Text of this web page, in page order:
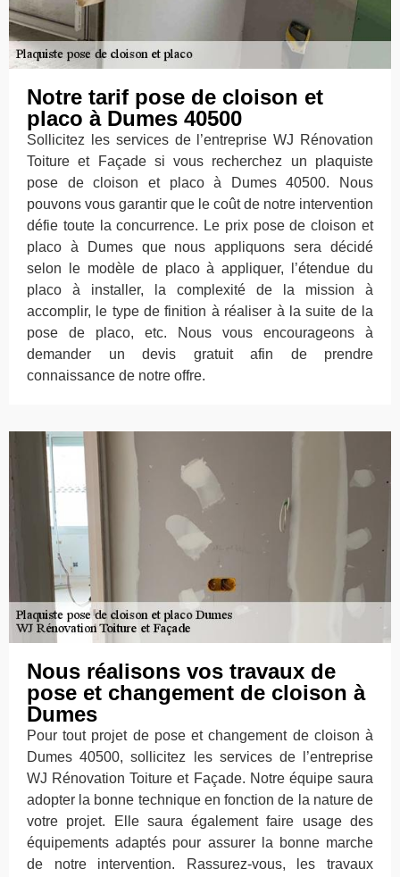
Notre tarif pose de cloison et
placo à Dumes 40500
Sollicitez les services de l’entreprise WJ Rénovation
Toiture et Façade si vous recherchez un plaquiste
pose de cloison et placo à Dumes 40500. Nous
pouvons vous garantir que le coût de notre intervention
défie toute la concurrence. Le prix pose de cloison et
placo à Dumes que nous appliquons sera décidé
selon le modèle de placo à appliquer, l’étendue du
placo à installer, la complexité de la mission à
accomplir, le type de finition à réaliser à la suite de la
pose de placo, etc. Nous vous encourageons à
demander un devis gratuit afin de prendre
connaissance de notre offre.
Nous réalisons vos travaux de
pose et changement de cloison à
Dumes
Pour tout projet de pose et changement de cloison à
Dumes 40500, sollicitez les services de l’entreprise
WJ Rénovation Toiture et Façade. Notre équipe saura
adopter la bonne technique en fonction de la nature de
votre projet. Elle saura également faire usage des
équipements adaptés pour assurer la bonne marche
de notre intervention. Rassurez-vous, les travaux